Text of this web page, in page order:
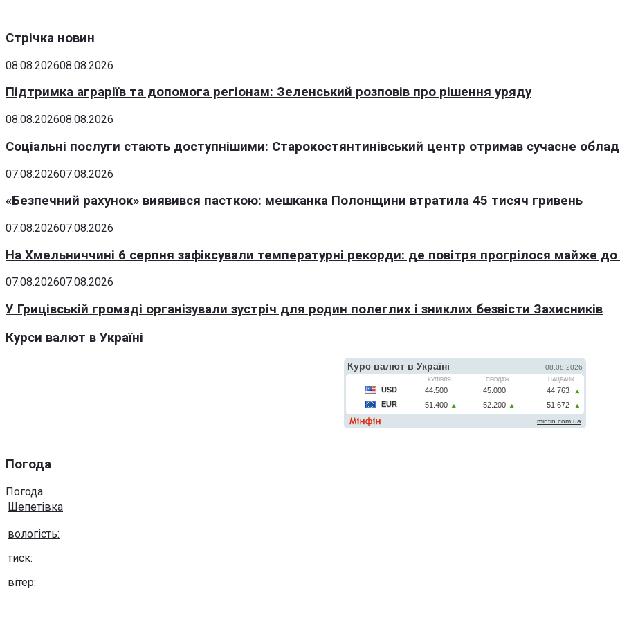
Стрічка новин
08.08.202608.08.2026
Підтримка аграріїв та допомога регіонам: Зеленський розповів про рішення уряду
08.08.202608.08.2026
Соціальні послуги стають доступнішими: Старокостянтинівський центр отримав сучасне
07.08.202607.08.2026
«Безпечний рахунок» виявився пасткою: мешканка Полонщини втратила 45 тисяч гривень
07.08.202607.08.2026
На Хмельниччині 6 серпня зафіксували температурні рекорди: де повітря прогрілося майже до
07.08.202607.08.2026
У Грицівській громаді організували зустріч для родин полеглих і зниклих безвісти Захисників
Курси валют в Україні
Погода
Погода
Шепетівка
вологість:
тиск:
вітер: